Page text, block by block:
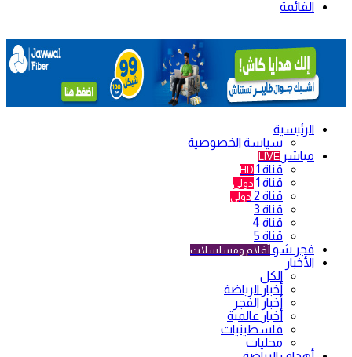
القائمة
الرئيسية
سياسة الخصوصية
مباشر LIVE
قناة 1 HD
قناة 1 دولي
قناة 2 دولي
قناة 3
قناة 4
قناة 5
فجر شو أفلام ومسلسلات
الأخبار
الكل
أخبار الرياضة
أخبار الفجر
أخبار عالمية
فلسطينيات
محليات